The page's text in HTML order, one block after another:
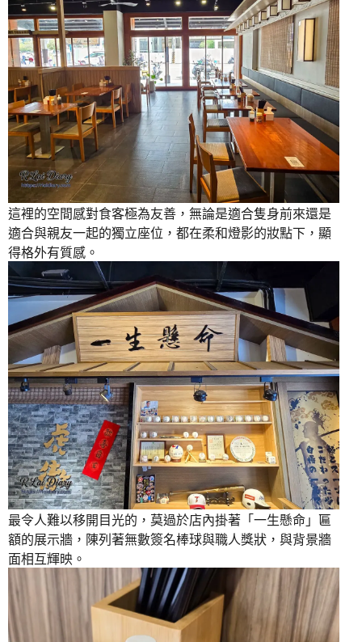
這裡的空間感對食客極為友善，無論是適合隻身前來還是
適合與親友一起的獨立座位，都在柔和燈影的妝點下，顯
得格外有質感。
最令人難以移開目光的，莫過於店內掛著「一生懸命」匾
額的展示牆，陳列著無數簽名棒球與職人獎狀，與背景牆
面相互輝映。